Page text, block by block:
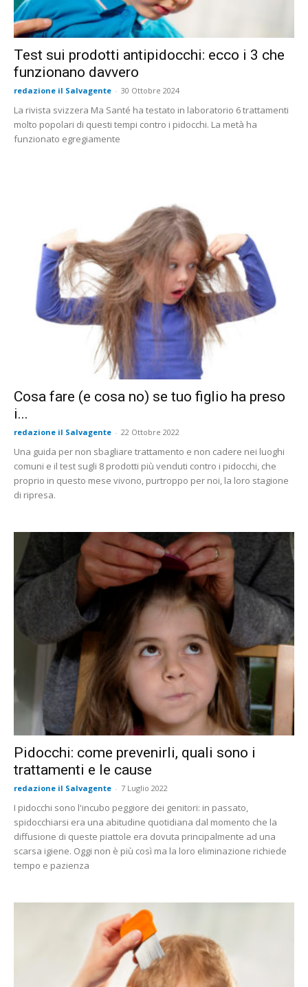
Test sui prodotti antipidocchi: ecco i 3 che
funzionano davvero
redazione il Salvagente - 30 Ottobre 2024
La rivista svizzera Ma Santé ha testato in laboratorio 6 trattamenti
molto popolari di questi tempi contro i pidocchi. La metà ha
funzionato egregiamente
Cosa fare (e cosa no) se tuo figlio ha preso
i...
redazione il Salvagente - 22 Ottobre 2022
Una guida per non sbagliare trattamento e non cadere nei luoghi
comuni e il test sugli 8 prodotti più venduti contro i pidocchi, che
proprio in questo mese vivono, purtroppo per noi, la loro stagione
di ripresa.
Pidocchi: come prevenirli, quali sono i
trattamenti e le cause
redazione il Salvagente - 7 Luglio 2022
I pidocchi sono l'incubo peggiore dei genitori: in passato,
spidocchiarsi era una abitudine quotidiana dal momento che la
diffusione di queste piattole era dovuta principalmente ad una
scarsa igiene. Oggi non è più così ma la loro eliminazione richiede
tempo e pazienza